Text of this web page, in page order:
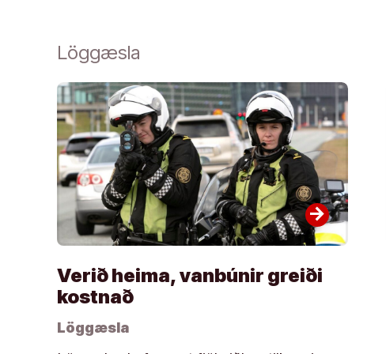
Löggæsla
arrow_forward
Verið heima, vanbúnir greiði
kostnað
Löggæsla